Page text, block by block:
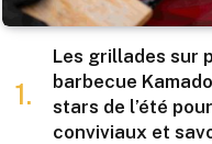
Les grillades sur
barbecue
stars de l’été
conviviaux et